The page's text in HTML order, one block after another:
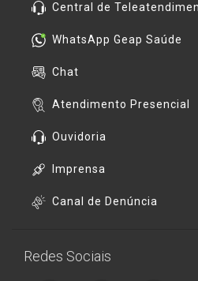
Central de
WhatsApp Geap Saúde
Chat
Atendimento Presencial
Ouvidoria
Imprensa
Canal de Denúncia
Redes Sociais